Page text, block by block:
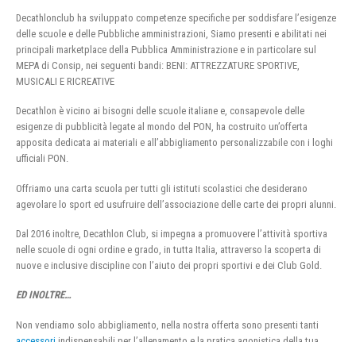
Decathlonclub ha sviluppato competenze specifiche per soddisfare l’esigenze
delle scuole e delle Pubbliche amministrazioni, Siamo presenti e abilitati nei
principali marketplace della Pubblica Amministrazione e in particolare sul
MEPA di Consip, nei seguenti bandi: BENI: ATTREZZATURE SPORTIVE,
MUSICALI E RICREATIVE
Decathlon è vicino ai bisogni delle scuole italiane e, consapevole delle
esigenze di pubblicità legate al mondo del PON, ha costruito un’offerta
apposita dedicata ai materiali e all’abbigliamento personalizzabile con i loghi
ufficiali PON.
Offriamo una carta scuola per tutti gli istituti scolastici che desiderano
agevolare lo sport ed usufruire dell’associazione delle carte dei propri alunni.
Dal 2016 inoltre, Decathlon Club, si impegna a promuovere l’attività sportiva
nelle scuole di ogni ordine e grado, in tutta Italia, attraverso la scoperta di
nuove e inclusive discipline con l’aiuto dei propri sportivi e dei Club Gold.
ED INOLTRE…
Non vendiamo solo abbigliamento, nella nostra offerta sono presenti tanti